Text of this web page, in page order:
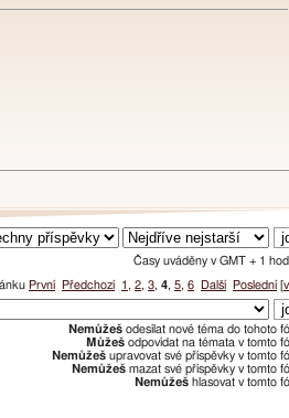
Časy uváděny v GMT + 1
První Předchozí 1 , 2, 3, 4, 5, 6 Další Poslední [
Nemůžeš odesílat nové téma do tohoto
Můžeš odpovídat na témata v tomto
Nemůžeš upravovat své příspěvky v tomto
Nemůžeš mazat své příspěvky v tomto
Nemůžeš hlasovat v tomto